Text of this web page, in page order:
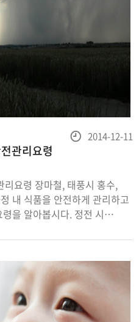
관리요령
풍시 홍수,
내 식품을 안전하게 관리하고
아봅시다. 정전 시
등
2014-12-11